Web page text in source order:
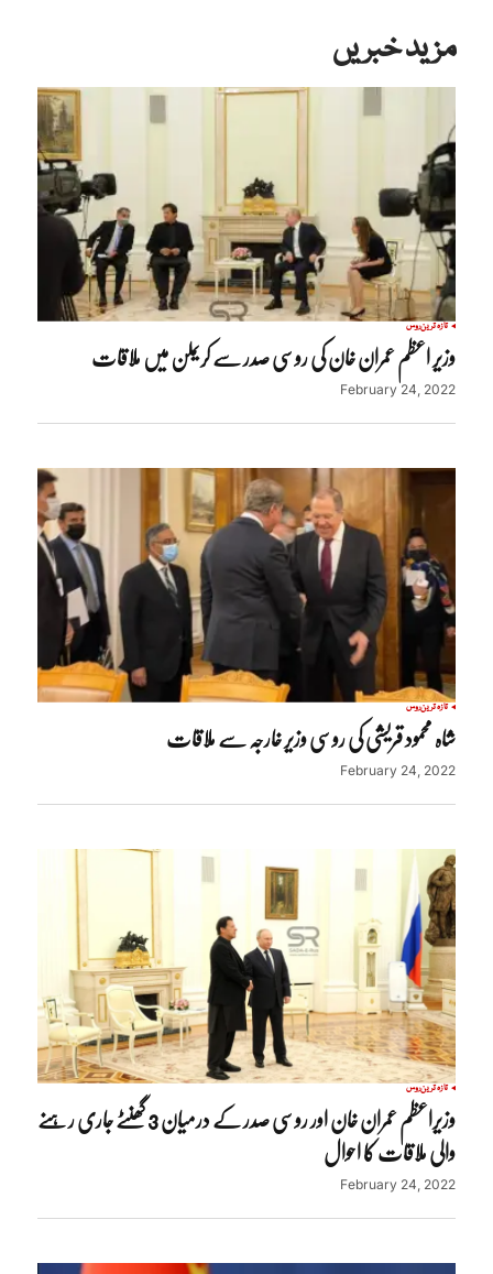
مزید خبریں
تازہ ترینروس
وزیر اعظم عمران خان کی روسی صدر سے کریملن میں ملاقات
February 24, 2022
تازہ ترینروس
شاہ محمود قریشی کی روسی وزیر خارجہ سے ملاقات
February 24, 2022
تازہ ترینروس
وزیراعظم عمران خان اور روسی صدر کے درمیان 3 گھنٹے جاری رہنے
والی ملاقات کا احوال
February 24, 2022